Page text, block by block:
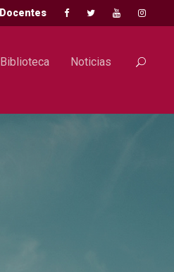
Docentes
Biblioteca Noticias